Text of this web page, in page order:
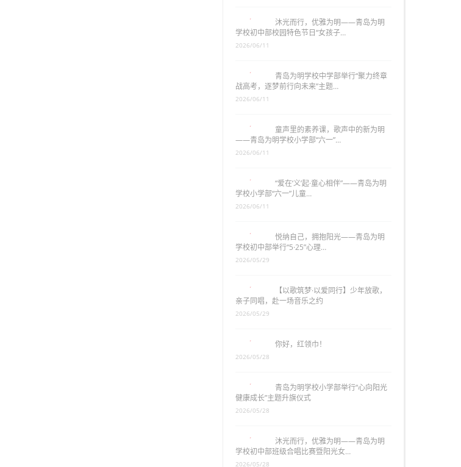
沐光而行，优雅为明——青岛为明
学校初中部校园特色节日“女孩子…
青岛为明学校中学部举行“聚力终章
战高考，逐梦前行向未来”主题…
2026/06/11
童声里的素养课，歌声中的新为明
——青岛为明学校小学部“六一”…
2026/06/11
“爱在‘义’起·童心相伴”——青岛为明
学校小学部“六一”儿童…
2026/06/11
悦纳自己，拥抱阳光——青岛为明
学校初中部举行“5·25”心理…
2026/05/29
【以歌筑梦·以爱同行】少年放歌，
亲子同唱，赴一场音乐之约
2026/05/29
你好，红领巾！
2026/05/28
青岛为明学校小学部举行“心向阳光
健康成长”主题升旗仪式
2026/05/28
沐光而行，优雅为明——青岛为明
学校初中部班级合唱比赛暨阳光女…
2026/05/28